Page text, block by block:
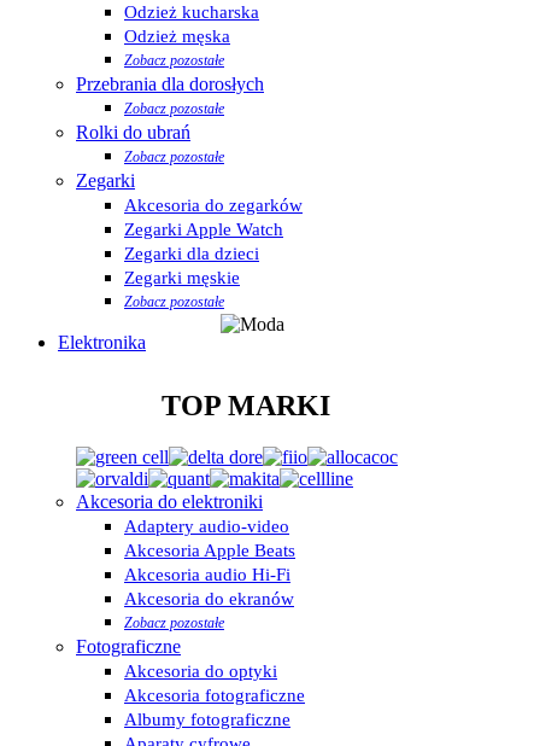
Odzież kucharska
Odzież męska
Zobacz pozostałe
Przebrania dla dorosłych
Zobacz pozostałe
Rolki do ubrań
Zobacz pozostałe
Zegarki
Akcesoria do zegarków
Zegarki Apple Watch
Zegarki dla dzieci
Zegarki męskie
Zobacz pozostałe
Elektronika
TOP MARKI
Akcesoria do elektroniki
Adaptery audio-video
Akcesoria Apple Beats
Akcesoria audio Hi-Fi
Akcesoria do ekranów
Zobacz pozostałe
Fotograficzne
Akcesoria do optyki
Akcesoria fotograficzne
Albumy fotograficzne